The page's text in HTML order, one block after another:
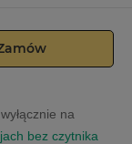
na
bez czytnika